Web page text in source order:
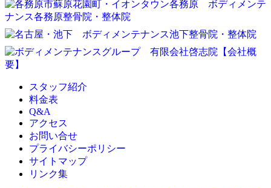
スタッフ紹介
料金表
Q&A
アクセス
お問い合せ
プライバシーポリシー
サイトマップ
リンク集